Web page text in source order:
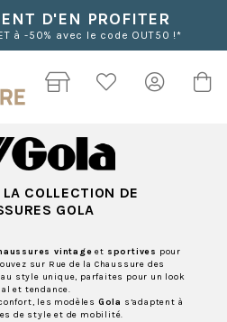
D'EN PROFITER
à -50% avec le code OUT50 !*
COLLECTION DE
GOLA
vintage et sportives pour
sur Rue de la Chaussure des
au style unique, parfaites pour un look
et tendance.
les modèles Gola s’adaptent à
de style et de mobilité.